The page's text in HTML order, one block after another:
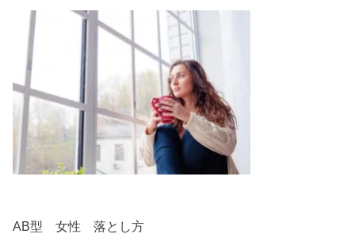
AB型 女性 落とし方